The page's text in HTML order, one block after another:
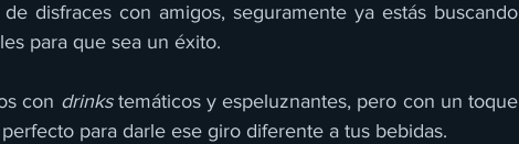
disfraces con amigos, seguramente ya estás buscando
para que sea un éxito.
con drinks temáticos y espeluznantes, pero con un toque
para darle ese giro diferente a tus bebidas.